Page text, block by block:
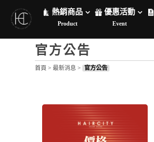
熱銷商品
Product
優惠活動
Event
官方公告
首頁 > 最新消息 > 官方公告